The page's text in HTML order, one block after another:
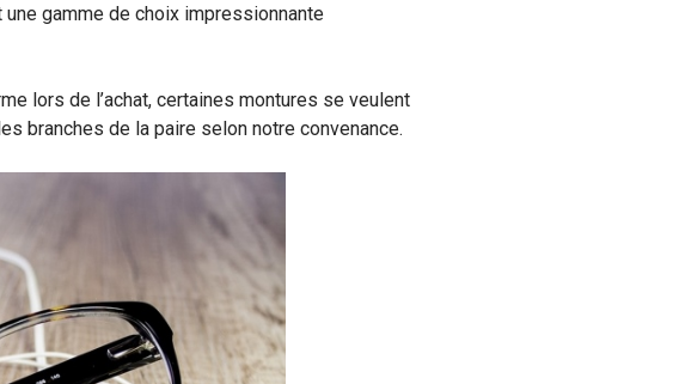
gamme de choix impressionnante
lors de l’achat, certaines montures se veulent
branches de la paire selon notre convenance.